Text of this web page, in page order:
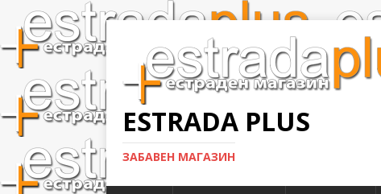
ESTRADA PLUS
ЗАБАВЕН МАГАЗИН